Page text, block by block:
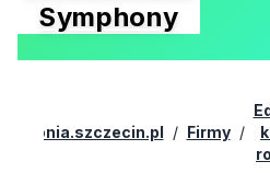
Symphony
/ Firmy /